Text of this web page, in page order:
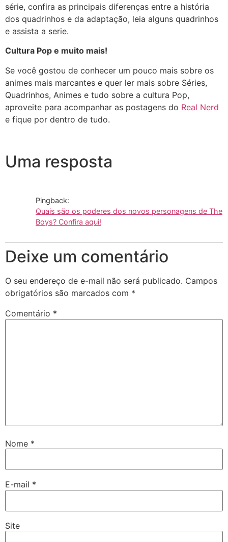
série, confira as principais diferenças entre a história
dos quadrinhos e da adaptação, leia alguns quadrinhos
e assista a serie.
Cultura Pop e muito mais!
Se você gostou de conhecer um pouco mais sobre os
animes mais marcantes e quer ler mais sobre Séries,
Quadrinhos, Animes e tudo sobre a cultura Pop,
aproveite para acompanhar as postagens do Real Nerd
e fique por dentro de tudo.
Uma resposta
Pingback:
Quais são os poderes dos novos personagens de The
Boys? Confira aqui!
Deixe um comentário
O seu endereço de e-mail não será publicado. Campos
obrigatórios são marcados com *
Comentário *
Nome *
E-mail *
Site